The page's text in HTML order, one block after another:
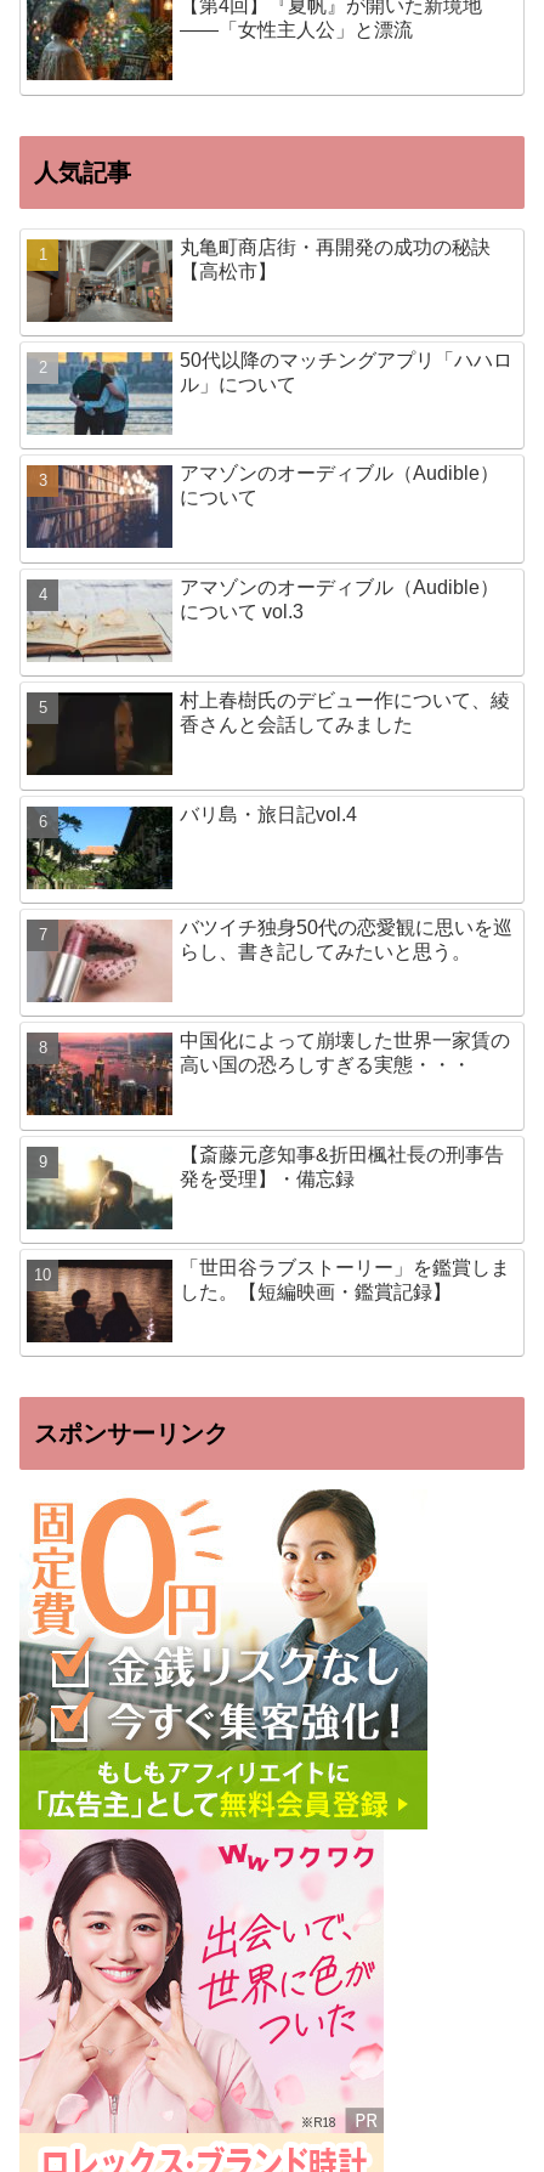
【第4回】『夏帆』が開いた新境地
——「女性主人公」と漂流
人気記事
丸亀町商店街・再開発の成功の秘訣
【高松市】
50代以降のマッチングアプリ「ハハロ
ル」について
アマゾンのオーディブル（Audible）
について
アマゾンのオーディブル（Audible）
について vol.3
村上春樹氏のデビュー作について、綾
香さんと会話してみました
バリ島・旅日記vol.4
バツイチ独身50代の恋愛観に思いを巡
らし、書き記してみたいと思う。
中国化によって崩壊した世界一家賃の
高い国の恐ろしすぎる実態・・・
【斎藤元彦知事&折田楓社長の刑事告
発を受理】・備忘録
「世田谷ラブストーリー」を鑑賞しま
した。【短編映画・鑑賞記録】
スポンサーリンク